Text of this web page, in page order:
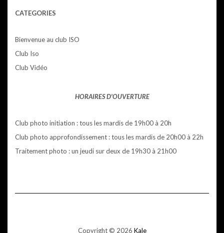
CATEGORIES
Bienvenue au club ISO
Club Iso
Club Vidéo
HORAIRES D'OUVERTURE
Club photo initiation : tous les mardis de 19h00 à 20h
Club photo approfondissement : tous les mardis de 20h00 à 22h
Traitement photo : un jeudi sur deux de 19h30 à 21h00
Copyright © 2026 Kale